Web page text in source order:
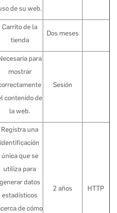
de su web.
Carrito de la
tienda
Dos meses
para
mostrar
contenido de
la web.
Sesión
Registra una
identificación
única que se
utiliza para
generar datos
estadísticos
de cómo
2 años HTTP